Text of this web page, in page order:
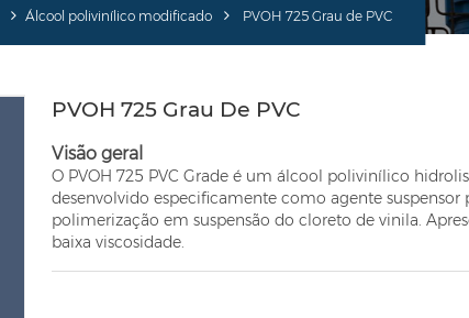
Álcool polivinílico modificado PVOH 725 Grau de PVC
PVOH 725 Grau De PVC
Visão geral
O PVOH 725 PVC Grade é um álcool polivinílico
desenvolvido especificamente como agente suspensor
polimerização em suspensão do cloreto de vinila.
baixa viscosidade.